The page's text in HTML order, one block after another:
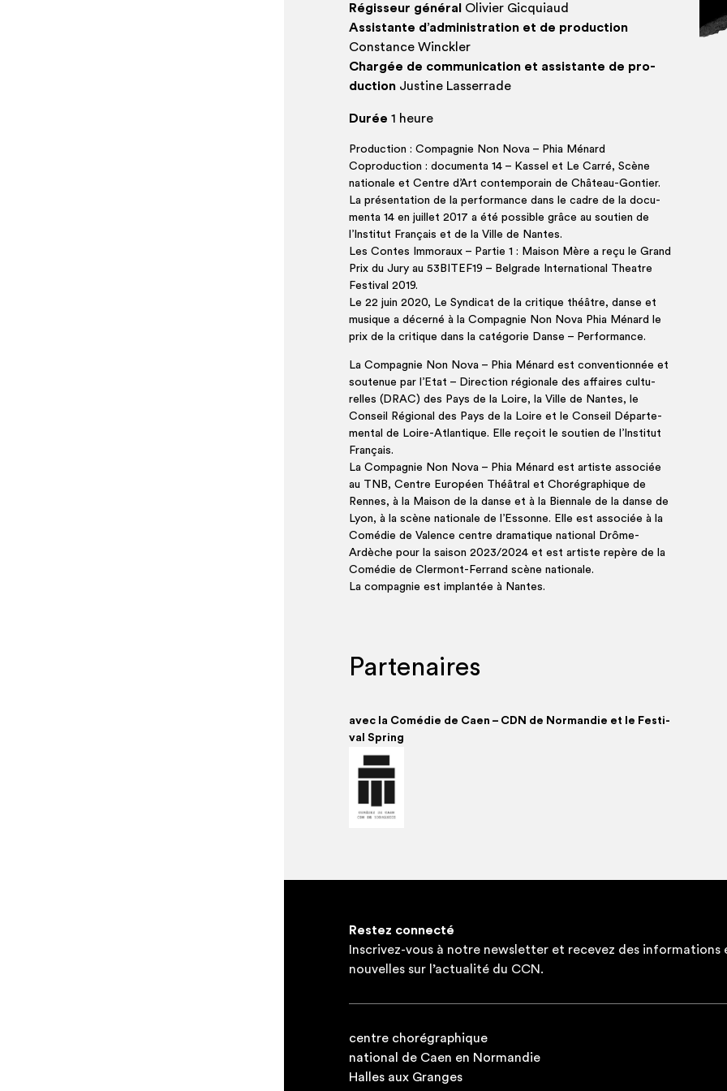
Régis­seur géné­ral Oli­vier Gicquiaud
Assis­tante d’administration et de pro­duc­tion
Constance Winckler
Char­gée de com­mu­ni­ca­tion et assis­tante de pro­
duc­tion Jus­tine Lasserrade
Durée 1 heure
Pro­duc­tion : Com­pa­gnie Non Nova – Phia Ménard
Copro­duc­tion : docu­men­ta 14 – Kas­sel et Le Car­ré, Scène
natio­nale et Centre d’Art contem­po­rain de Château-Gontier.
La pré­sen­ta­tion de la per­for­mance dans le cadre de la docu­
men­ta 14 en juillet 2017 a été pos­sible grâce au sou­tien de
l’Institut Fran­çais et de la Ville de Nantes.
Les Contes Immo­raux – Par­tie 1 : Mai­son Mère a reçu le Grand
Prix du Jury au 53BITEF19 – Bel­grade Inter­na­tio­nal Theatre
Fes­ti­val 2019.
Le 22 juin 2020, Le Syn­di­cat de la cri­tique théâtre, danse et
musique a décer­né à la Com­pa­gnie Non Nova Phia Ménard le
prix de la cri­tique dans la caté­go­rie Danse – Performance.
La Com­pa­gnie Non Nova – Phia Ménard est conven­tion­née et
sou­te­nue par l’Etat – Direc­tion régio­nale des affaires cultu­
relles (DRAC) des Pays de la Loire, la Ville de Nantes, le
Conseil Régio­nal des Pays de la Loire et le Conseil Dépar­te­
men­tal de Loire-Atlan­tique. Elle reçoit le sou­tien de l’Institut
Français.
La Com­pa­gnie Non Nova – Phia Ménard est artiste asso­ciée
au TNB, Centre Euro­péen Théâ­tral et Cho­ré­gra­phique de
Rennes, à la Mai­son de la danse et à la Bien­nale de la danse de
Lyon, à la scène natio­nale de l’Essonne. Elle est asso­ciée à la
Comé­die de Valence centre dra­ma­tique natio­nal Drôme-
Ardèche pour la sai­son 2023/2024 et est artiste repère de la
Comé­die de Cler­mont-Fer­rand scène nationale.
La com­pa­gnie est implan­tée à Nantes.
Partenaires
avec la Comé­die de Caen – CDN de Nor­man­die et le Fes­ti­
val Spring
Restez connecté
Inscrivez-vous à notre newsletter et recevez des informations
nouvelles sur l’actualité du CCN.
centre chorégraphique
national de Caen en Normandie
Halles aux Granges